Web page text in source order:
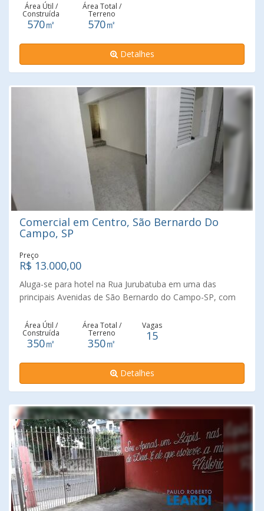
industria de todos segmentos, funilaria, mecânica, entre
outros . agende uma visita .
Área Útil /
Construída
570㎡
Área Total /
Terreno
570㎡
Detalhes
Comercial em Centro, São Bernardo Do
Campo, SP
Preço
R$ 13.000,00
Aluga-se para hotel na Rua Jurubatuba em uma das
principais Avenidas de São Bernardo do Campo-SP, com
mercados, bancos e hospitais. São 14 suites. O imóvel
conta com elevador, cozinha, refeitório, lavanderia,
recepção e estacionamento para 15 veículos. Ideal para
Hotel, hostel, Pousada, Alojamento, etc.
Área Útil /
Construída
350㎡
Área Total /
Terreno
350㎡
Vagas
15
Detalhes